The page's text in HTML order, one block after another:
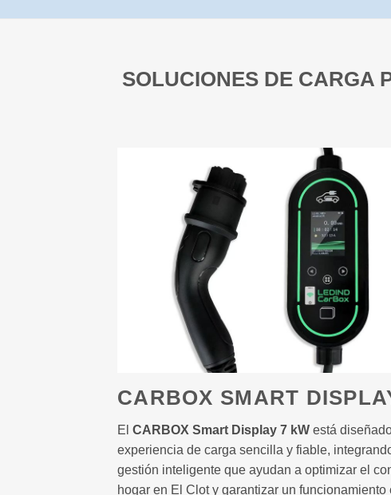
SOLUCIONES DE CARGA
CARBOX SMART
El CARBOX Smart Display 7 kW está
experiencia de carga sencilla y fiable,
gestión inteligente que ayudan a optimizar el
hogar en El Clot y garantizar un funcionamiento